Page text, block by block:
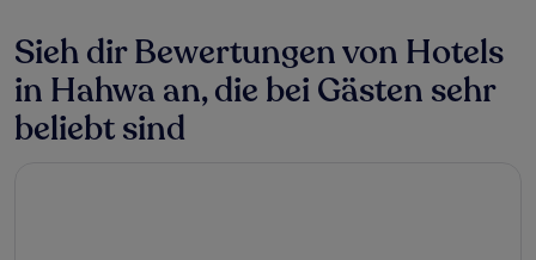
Sieh dir Bewertungen von Hotels
in Hahwa an, die bei Gästen sehr
beliebt sind